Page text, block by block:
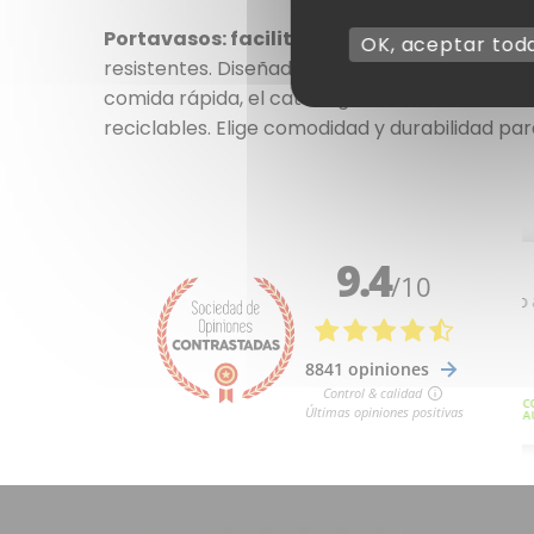
Portavasos: facilita el transporte de tus
resistentes. Diseñados para asegurar y
comida rápida, el catering o los eventos.
reciclables. Elige comodidad y durabilidad
OK, aceptar